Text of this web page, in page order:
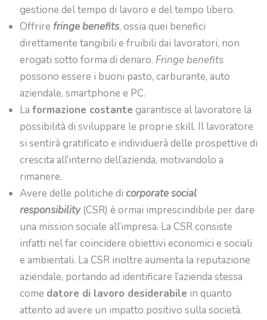
gestione del tempo di lavoro e del tempo libero.
Offrire fringe benefits, ossia quei benefici
direttamente tangibili e fruibili dai lavoratori, non
erogati sotto forma di denaro. Fringe benefits
possono essere i buoni pasto, carburante, auto
aziendale, smartphone e PC.
La formazione costante garantisce al lavoratore la
possibilità di sviluppare le proprie skill. Il lavoratore
si sentirà gratificato e individuerà delle prospettive di
crescita all’interno dell’azienda, motivandolo a
rimanere.
Avere delle politiche di corporate social
responsibility(CSR) è ormai imprescindibile per dare
una mission sociale all’impresa. La CSR consiste
infatti nel far coincidere obiettivi economici e sociali
e ambientali. La CSR inoltre aumenta la reputazione
aziendale, portando ad identificare l’azienda stessa
come datore di lavoro desiderabile in quanto
attento ad avere un impatto positivo sulla società.